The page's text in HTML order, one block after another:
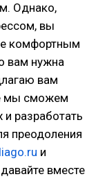
Однако,
вы
комфортным
вам нужна
вам
мы сможем
разработать
преодоления
и
вместе